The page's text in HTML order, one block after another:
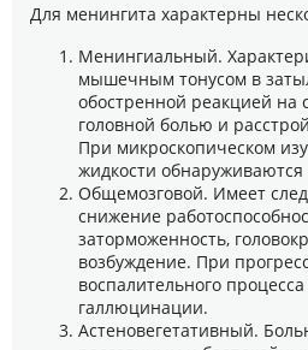
Для менингита характерны
Менингиальный.
мышечным тонусом в
обостренной реакцией на
головной болью и
При микроскопическом
жидкости
Общемозговой. Имеет
снижение
заторможенность,
возбуждение. При
воспалительного
галлюцинации.
Астеновегетативный.